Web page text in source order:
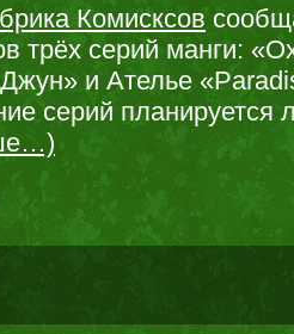
Комисксов
трёх серий манги:
и Ателье
серий планируется